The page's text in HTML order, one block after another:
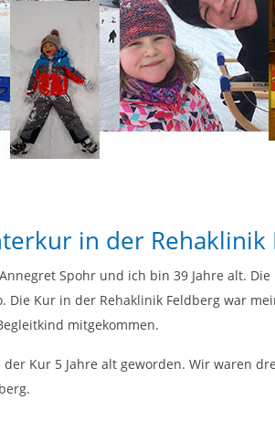
in der Rehaklinik
Spohr und ich bin 39 Jahre alt.
Die Kur in der Rehaklinik Feldberg war
mitgekommen.
Kur 5 Jahre alt geworden. Wir waren